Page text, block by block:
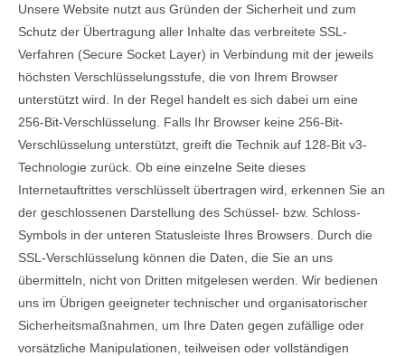
Unsere Website nutzt aus Gründen der Sicherheit und zum
Schutz der Übertragung aller Inhalte das verbreitete SSL-
Verfahren (Secure Socket Layer) in Verbindung mit der jeweils
höchsten Verschlüsselungsstufe, die von Ihrem Browser
unterstützt wird. In der Regel handelt es sich dabei um eine
256-Bit-Verschlüsselung. Falls Ihr Browser keine 256-Bit-
Verschlüsselung unterstützt, greift die Technik auf 128-Bit v3-
Technologie zurück. Ob eine einzelne Seite dieses
Internetauftrittes verschlüsselt übertragen wird, erkennen Sie an
der geschlossenen Darstellung des Schüssel- bzw. Schloss-
Symbols in der unteren Statusleiste Ihres Browsers. Durch die
SSL-Verschlüsselung können die Daten, die Sie an uns
übermitteln, nicht von Dritten mitgelesen werden. Wir bedienen
uns im Übrigen geeigneter technischer und organisatorischer
Sicherheitsmaßnahmen, um Ihre Daten gegen zufällige oder
vorsätzliche Manipulationen, teilweisen oder vollständigen